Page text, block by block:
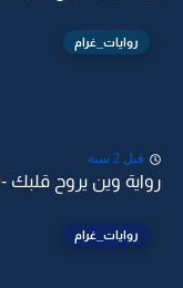
روايات_غرام
قبل 2 سنة
رواية وين يروح قلبك -9
روايات_غرام